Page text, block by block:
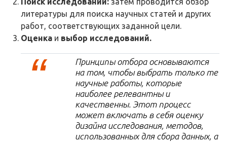
литературы для поиска научных статей и других
работ, соответствующих заданной цели.
Оценка и выбор исследований.
Принципы отбора основываются
на том, чтобы выбрать только те
научные работы, которые
наиболее релевантны и
качественны. Этот процесс
может включать в себя оценку
дизайна исследования, методов,
использованных для сбора данных, а